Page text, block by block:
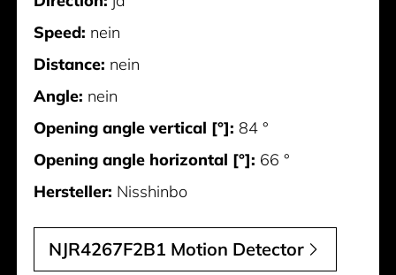
Speed: nein
Distance: nein
Angle: nein
Opening angle vertical [°]: 84 °
Opening angle horizontal [°]: 66 °
Hersteller: Nisshinbo
NJR4267F2B1 Motion Detector